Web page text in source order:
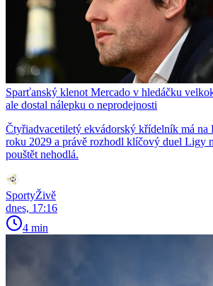
Sparťanský klenot Mercado v hledáčku
ale dostal nálepku o neprodejnosti
Čtyřiadvacetiletý ekvádorský křídelník má na
roku 2029 a právě rozhodl klíčový duel Ligy
pouštět nehodlá.
SportyŽivě
dnes, 17:16
4 min